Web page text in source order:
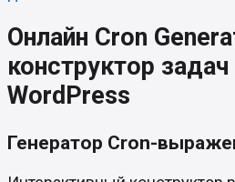
Онлайн Cron
конструктор
WordPress
Генератор Cron-